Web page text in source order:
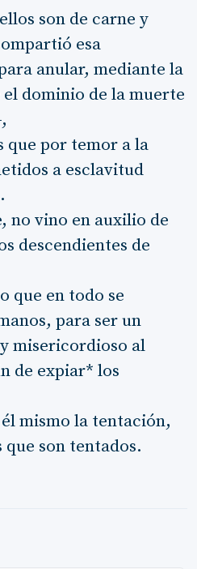
son de carne y
esa
anular, mediante la
dominio de la muerte
que por temor a la
a esclavitud
no vino en auxilio de
descendientes de
que en todo se
para ser un
misericordioso al
de expiar* los
mismo la tentación,
son tentados.